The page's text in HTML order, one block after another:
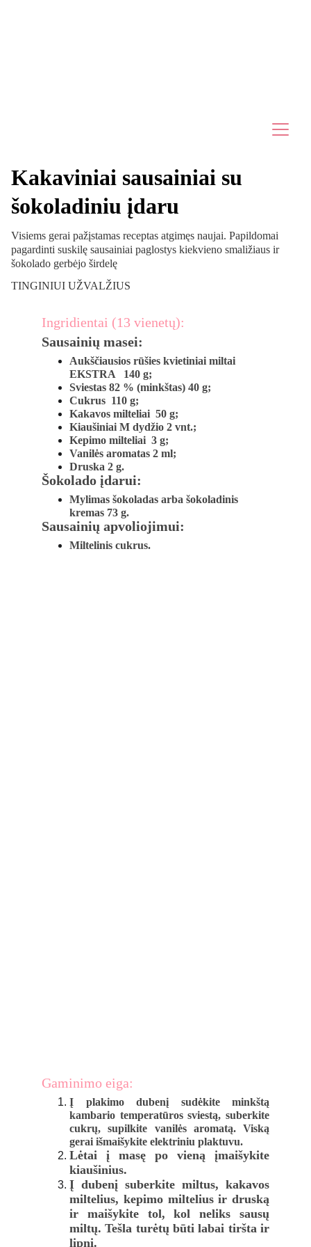
Kakaviniai sausainiai su
šokoladiniu įdaru
Visiems gerai pažįstamas receptas atgimęs naujai. Papildomai
pagardinti suskilę sausainiai paglostys kiekvieno smaližiaus ir
šokolado gerbėjo širdelę
TINGINIUI UŽVALŽIUS
Ingridientai (13 vienetų):
Sausainių masei:
Aukščiausios rūšies kvietiniai miltai
EKSTRA   140 g;
Sviestas 82 % (minkštas) 40 g;
Cukrus  110 g;
Kakavos milteliai  50 g;
Kiaušiniai M dydžio 2 vnt.;
Kepimo milteliai  3 g;
Vanilės aromatas 2 ml;
Druska 2 g.
Šokolado įdarui:
Mylimas šokoladas arba šokoladinis
kremas 73 g.
Sausainių apvoliojimui:
Miltelinis cukrus.
Gaminimo eiga:
Į plakimo dubenį sudėkite minkštą
kambario temperatūros sviestą, suberkite
cukrų, supilkite vanilės aromatą. Viską
gerai išmaišykite elektriniu plaktuvu.
Lėtai į masę po vieną įmaišykite
kiaušinius.
Į dubenį suberkite miltus, kakavos
miltelius, kepimo miltelius ir druską
ir maišykite tol, kol neliks sausų
miltų. Tešla turėtų būti labai tiršta ir
lipni.